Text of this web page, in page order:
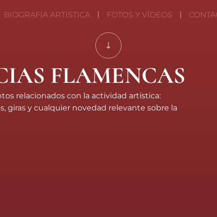
BIOGRAFÍA ARTÍSTICA FOTOS Y VÍDEOS
FLAMENCAS
relacionados con la actividad artística:
giras y cualquier novedad relevante sobre la